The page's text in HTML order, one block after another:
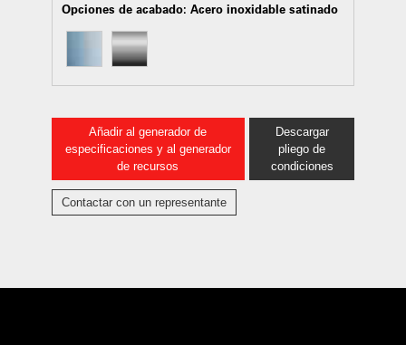
Opciones de acabado: Acero inoxidable satinado
Añadir al generador de
especificaciones y al generador
de recursos
Descargar
pliego de
condiciones
Contactar con un representante